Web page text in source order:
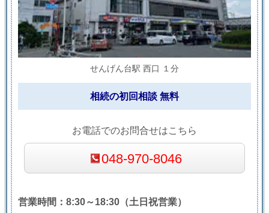
せんげん台駅 西口 １分
相続の初回相談 無料
お電話でのお問合せはこちら
048-970-8046
営業時間：8:30～18:30（土日祝営業）